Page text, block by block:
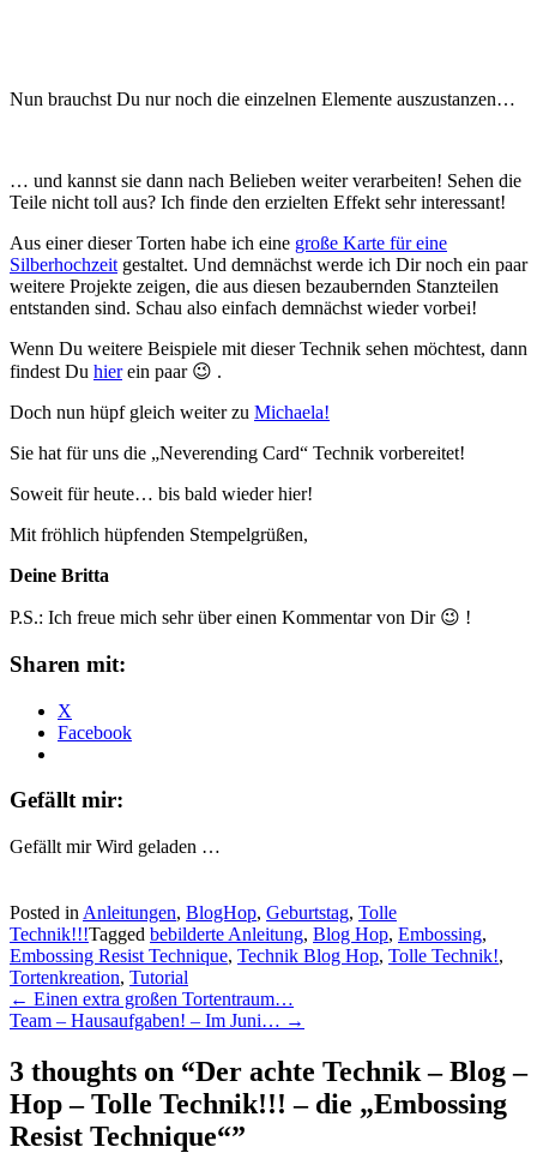
Nun brauchst Du nur noch die einzelnen Elemente auszustanzen…
… und kannst sie dann nach Belieben weiter verarbeiten! Sehen die
Teile nicht toll aus? Ich finde den erzielten Effekt sehr interessant!
Aus einer dieser Torten habe ich eine große Karte für eine
Silberhochzeit gestaltet. Und demnächst werde ich Dir noch ein paar
weitere Projekte zeigen, die aus diesen bezaubernden Stanzteilen
entstanden sind. Schau also einfach demnächst wieder vorbei!
Wenn Du weitere Beispiele mit dieser Technik sehen möchtest, dann
findest Du hierein paar 😉 .
Doch nun hüpf gleich weiter zu Michaela!
Sie hat für uns die „Neverending Card“ Technik vorbereitet!
Soweit für heute… bis bald wieder hier!
Mit fröhlich hüpfenden Stempelgrüßen,
Deine Britta
P.S.: Ich freue mich sehr über einen Kommentar von Dir 😉 !
Sharen mit:
X
Facebook
Gefällt mir:
Gefällt mir Wird geladen …
Posted in Anleitungen, BlogHop, Geburtstag, Tolle
Technik!!!Tagged bebilderte Anleitung, Blog Hop, Embossing,
Embossing Resist Technique, Technik Blog Hop, Tolle Technik!,
Tortenkreation, Tutorial
Post
navigation
← Einen extra großen Tortentraum…
Team – Hausaufgaben! – Im Juni… →
3 thoughts on “Der achte Technik – Blog –
Hop – Tolle Technik!!! – die „Embossing
Resist Technique“”